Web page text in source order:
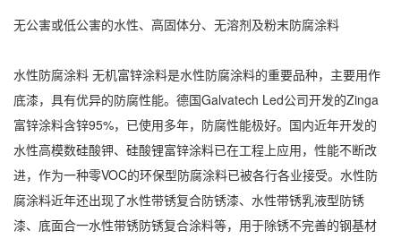
无公害或低公害的水性、高固体分、无溶剂及粉末防腐涂料
水性防腐涂料 无机富锌涂料是水性防腐涂料的重要品种，主要用作
底漆，具有优异的防腐性能。德国Galvatech Led公司开发的Zinga
富锌涂料含锌95%，已使用多年，防腐性能极好。国内近年开发的
水性高模数硅酸钾、硅酸锂富锌涂料已在工程上应用，性能不断改
进，作为一种零VOC的环保型防腐涂料已被各行各业接受。水性防
腐涂料近年还出现了水性带锈复合防锈漆、水性带锈乳液型防锈
漆、底面合一水性带锈防锈复合涂料等，用于除锈不完善的钢基材